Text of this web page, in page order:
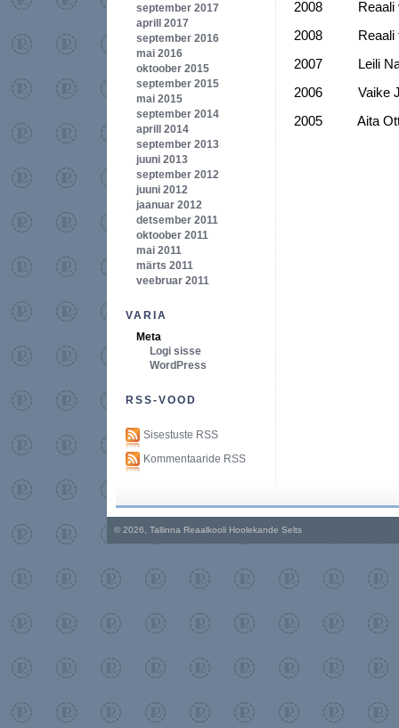
2008 Reaali
2008 Reaali
2007 Leili
2006 Vaike
2005 Aita
september 2017
aprill 2017
september 2016
mai 2016
oktoober 2015
september 2015
mai 2015
september 2014
aprill 2014
september 2013
juuni 2013
september 2012
juuni 2012
jaanuar 2012
detsember 2011
oktoober 2011
mai 2011
märts 2011
veebruar 2011
VARIA
Meta
Logi sisse
WordPress
RSS-VOOD
Sisestuste RSS
Kommentaaride RSS
© 2026, Tallinna Reaalkooli Hoolekande Selts